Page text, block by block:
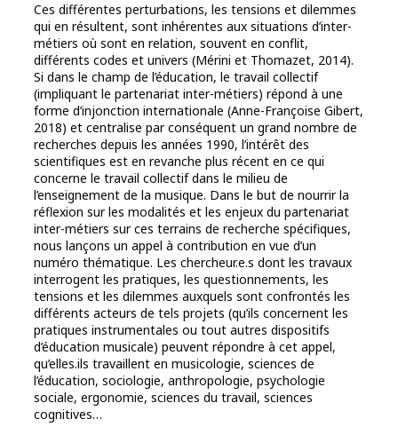
Ces différentes perturbations, les tensions et dilemmes
qui en résultent, sont inhérentes aux situations d’inter-
métiers où sont en relation, souvent en conflit,
différents codes et univers (Mérini et Thomazet, 2014).
Si dans le champ de l’éducation, le travail collectif
(impliquant le partenariat inter-métiers) répond à une
forme d’injonction internationale (Anne-Françoise Gibert,
2018) et centralise par conséquent un grand nombre de
recherches depuis les années 1990, l’intérêt des
scientifiques est en revanche plus récent en ce qui
concerne le travail collectif dans le milieu de
l’enseignement de la musique. Dans le but de nourrir la
réflexion sur les modalités et les enjeux du partenariat
inter-métiers sur ces terrains de recherche spécifiques,
nous lançons un appel à contribution en vue d’un
numéro thématique. Les chercheur.e.s dont les travaux
interrogent les pratiques, les questionnements, les
tensions et les dilemmes auxquels sont confrontés les
différents acteurs de tels projets (qu’ils concernent les
pratiques instrumentales ou tout autres dispositifs
d’éducation musicale) peuvent répondre à cet appel,
qu’elles.ils travaillent en musicologie, sciences de
l’éducation, sociologie, anthropologie, psychologie
sociale, ergonomie, sciences du travail, sciences
cognitives…